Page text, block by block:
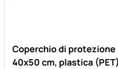
Coperchio di
40x50 cm, plastica (PET)